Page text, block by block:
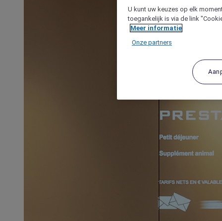
U kunt uw keuzes op elk
toegankelijk is via de link
Meer informatie
Onze partners